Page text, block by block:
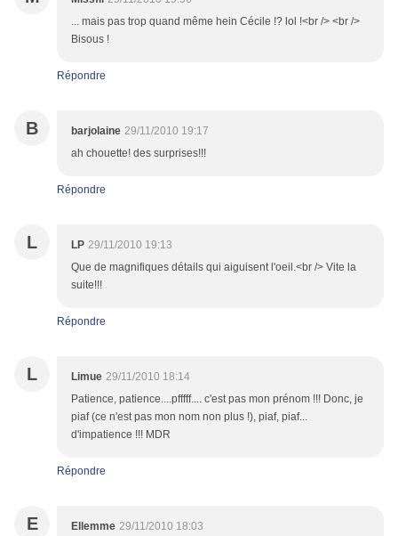
... mais pas trop quand même hein Cécile !? lol !<br /> <br />
Bisous !
Répondre
B barjolaine 29/11/2010 19:17
ah chouette! des surprises!!!
Répondre
L LP 29/11/2010 19:13
Que de magnifiques détails qui aiguisent l'oeil.<br /> Vite la
suite!!!
Répondre
L Limue 29/11/2010 18:14
Patience, patience....pfffff.... c'est pas mon prénom !!! Donc, je
piaf (ce n'est pas mon nom non plus !), piaf, piaf...
d'impatience !!! MDR
Répondre
E Ellemme 29/11/2010 18:03